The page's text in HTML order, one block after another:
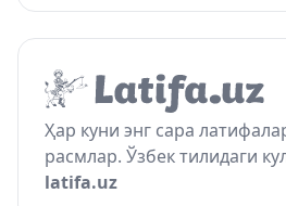
Ҳар куни энг сара
расмлар. Ўзбек тилидаги
latifa.uz